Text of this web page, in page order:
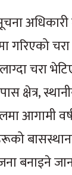
गरिएको
चरा
क्षेत्र,
आगामी
बनाइने